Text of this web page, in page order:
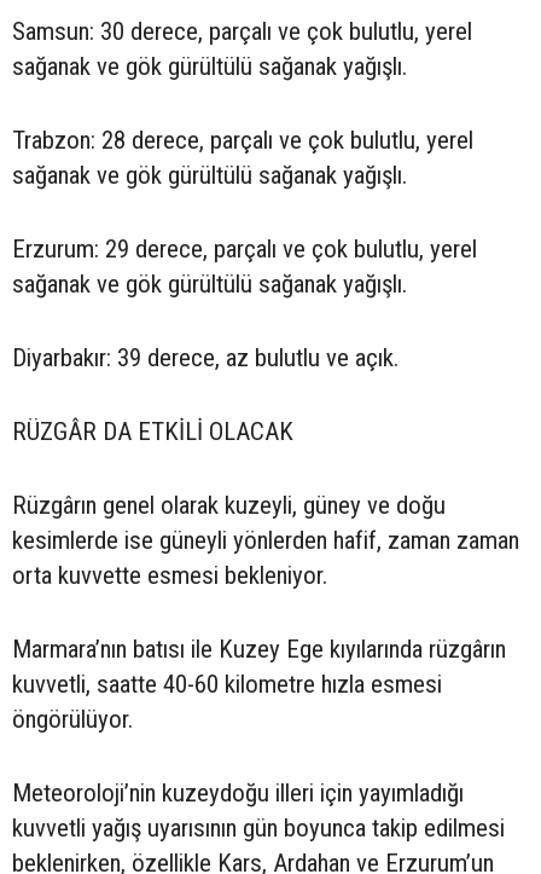
Samsun: 30 derece, parçalı ve çok bulutlu, yerel
sağanak ve gök gürültülü sağanak yağışlı.
Trabzon: 28 derece, parçalı ve çok bulutlu, yerel
sağanak ve gök gürültülü sağanak yağışlı.
Erzurum: 29 derece, parçalı ve çok bulutlu, yerel
sağanak ve gök gürültülü sağanak yağışlı.
Diyarbakır: 39 derece, az bulutlu ve açık.
RÜZGÂR DA ETKİLİ OLACAK
Rüzgârın genel olarak kuzeyli, güney ve doğu
kesimlerde ise güneyli yönlerden hafif, zaman zaman
orta kuvvette esmesi bekleniyor.
Marmara’nın batısı ile Kuzey Ege kıyılarında rüzgârın
kuvvetli, saatte 40-60 kilometre hızla esmesi
öngörülüyor.
Meteoroloji’nin kuzeydoğu illeri için yayımladığı
kuvvetli yağış uyarısının gün boyunca takip edilmesi
beklenirken, özellikle Kars, Ardahan ve Erzurum’un